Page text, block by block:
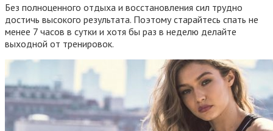
Без полноценного отдыха и восстановления сил трудно
достичь высокого результата. Поэтому старайтесь спать не
менее 7 часов в сутки и хотя бы раз в неделю делайте
выходной от тренировок.